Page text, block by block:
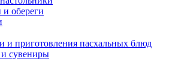
обереги
и приготовления пасхальных блюд
сувениры